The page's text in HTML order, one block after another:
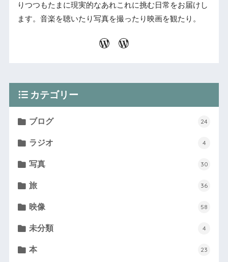
りつつもたまに現実的なあれこれに挑む日常をお届けし
ます。音楽を聴いたり写真を撮ったり映画を観たり。
カテゴリー
ブログ 24
ラジオ 4
写真 30
旅 36
映像 58
未分類 4
本 23